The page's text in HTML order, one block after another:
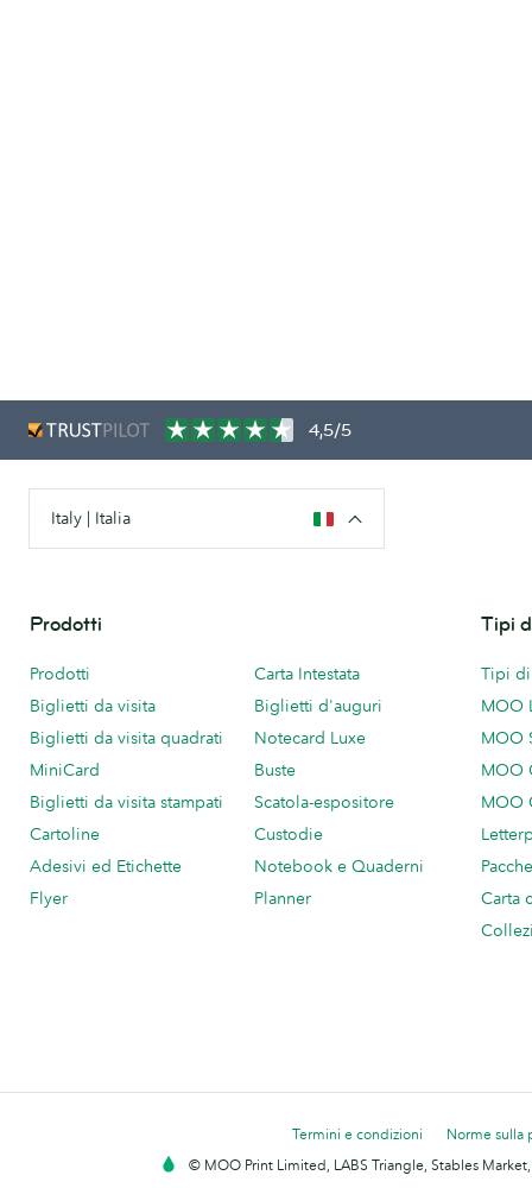
4,5/5
Italy | Italia
Prodotti
Prodotti
Biglietti da visita
Biglietti da visita quadrati
MiniCard
Biglietti da visita stampati
Cartoline
Adesivi ed Etichette
Flyer
Carta Intestata
Biglietti d'auguri
Notecard Luxe
Buste
Scatola-espositore
Custodie
Notebook e Quaderni
Planner
Tipi
Tipi
MOO
MOO
MOO
MOO
Carta
Termini e condizioni
Norme sulla
© MOO Print Limited, LABS Triangle, Stables